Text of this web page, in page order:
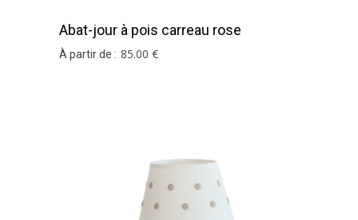
Abat-jour à pois carreau rose
À partir de : 85.00 €